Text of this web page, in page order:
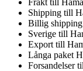
Shipping till
Billig
Sverige till
Export till
Långa paket
Forsandelser